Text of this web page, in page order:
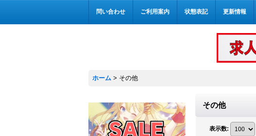
問い合わせ ご利用案内 状態表記 更新情報
ホーム > その他
その他
表示数: